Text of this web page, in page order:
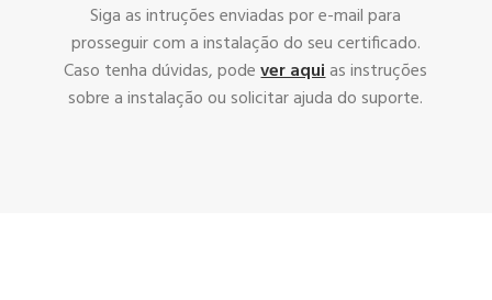
Siga as intruções enviadas por e-mail para
prosseguir com a instalação do seu certificado.
Caso tenha dúvidas, podever aquias instruções
sobre a instalação ou solicitar ajuda do suporte.